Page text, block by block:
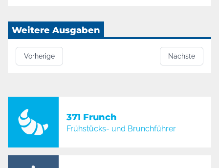
Weitere Ausgaben
Vorherige Nächste
371 Frunch
Frühstücks- und Brunchführer